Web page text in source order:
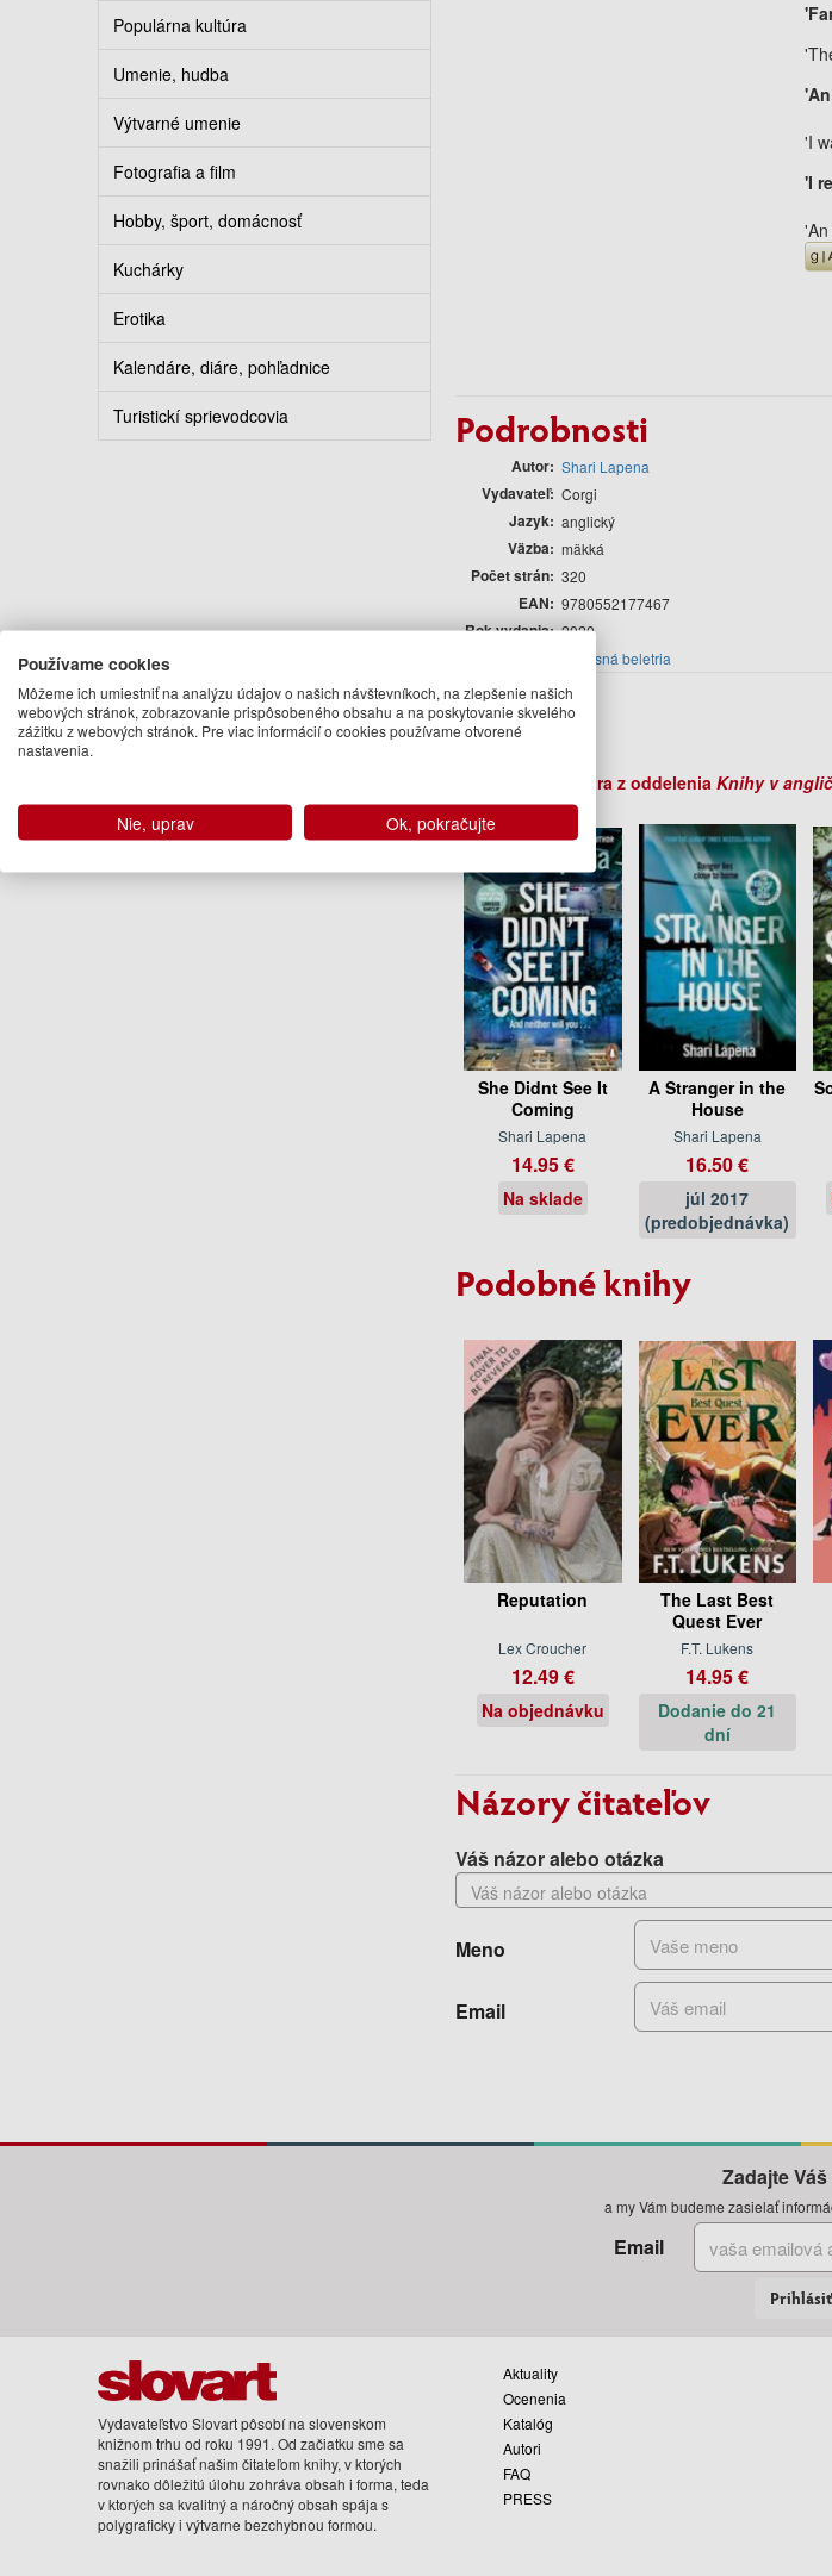
Populárna kultúra
Umenie, hudba
Výtvarné umenie
Fotografia a film
Hobby, šport, domácnosť
Kuchárky
Erotika
Kalendáre, diáre, pohľadnice
Turistickí sprievodcovia
'I
'I
Podrobnosti
Autor Shari Lapena
Vydavateľ Corgi
Jazyk anglický
Väzba mäkká
Počet strán 320
EAN 9780552177467
Rok vydania 2020
Súčasná beletria
Autor
Shari Lapena
Ďalšie knihy autora z oddelenia Knihy v
She Didnt See It
Coming
Shari Lapena
14.95 €
Na sklade
A Stranger in the
House
Shari Lapena
16.50 €
júl 2017
(predobjednávka)
Podobné knihy
Reputation
Lex Croucher
12.49 €
Na objednávku
The Last Best
Quest Ever
F.T. Lukens
14.95 €
Dodanie do 21
dní
Názory čitateľov
Váš názor alebo otázka
Meno
Email
Zadajte
a my Vám budeme zasielať
Email
Prihlásiť
Vydavateľstvo Slovart pôsobí na slovenskom
knižnom trhu od roku 1991. Od začiatku sme sa
snažili prinášať našim čitateľom knihy, v ktorých
rovnako dôležitú úlohu zohráva obsah i forma, teda
v ktorých sa kvalitný a náročný obsah spája s
polygraficky i výtvarne bezchybnou formou.
Aktuality
Ocenenia
Katalóg
Autori
FAQ
PRESS
Používame cookies
Môžeme ich umiestniť na analýzu údajov o našich návštevníkoch, na zlepšenie našich
webových stránok, zobrazovanie prispôsobeného obsahu a na poskytovanie skvelého
zážitku z webových stránok. Pre viac informácií o cookies používame otvorené
nastavenia.
Nie, uprav Ok, pokračujte